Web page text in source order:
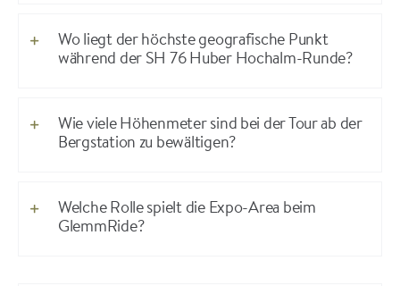
Wo liegt der höchste geografische Punkt
während der SH 76 Huber Hochalm-Runde?
Wie viele Höhenmeter sind bei der Tour ab der
Bergstation zu bewältigen?
Welche Rolle spielt die Expo-Area beim
GlemmRide?